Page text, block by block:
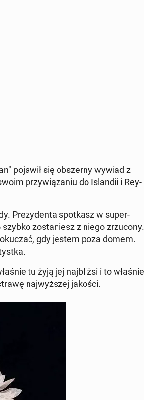
pojawił się ob­szer­ny wywiad z
przy­wią­za­niu do Is­lan­dii i Rey­
Pre­zy­den­ta spo­tkasz w su­per­
zo­sta­niesz z niego zrzu­co­ny.
gdy jestem poza domem.
tu żyją jej naj­bliż­si i to właśnie
naj­wyż­szej jakości.